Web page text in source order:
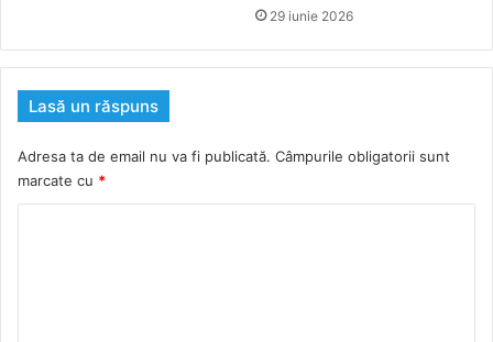
29 iunie 2026
Lasă un răspuns
Adresa ta de email nu va fi publicată. Câmpurile obligatorii sunt
marcate cu *